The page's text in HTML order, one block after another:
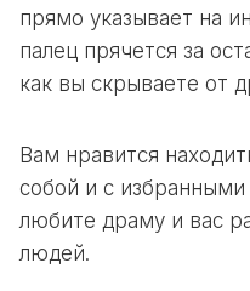
прямо указывает на
палец прячется за
как вы скрываете от
Вам нравится
собой и с
любите драму и вас
людей.